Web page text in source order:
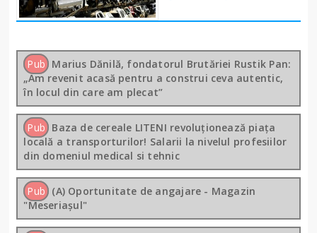
Pub Marius Dănilă, fondatorul Brutăriei Rustik Pan:
„Am revenit acasă pentru a construi ceva autentic,
în locul din care am plecat”
Pub Baza de cereale LITENI revoluționează piața
locală a transporturilor! Salarii la nivelul profesiilor
din domeniul medical si tehnic
Pub (A) Oportunitate de angajare - Magazin
"Meseriașul"